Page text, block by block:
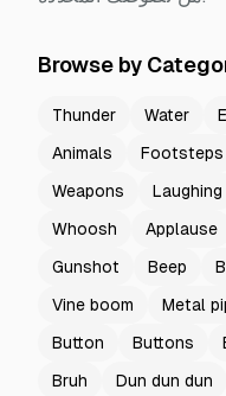
Browse by
Thunder Water
Animals
Footsteps
Weapons
Laughing
Whoosh
Applause
Gunshot
Beep
Vine boom
Metal
Button
Buttons
Bruh
Dun dun dun